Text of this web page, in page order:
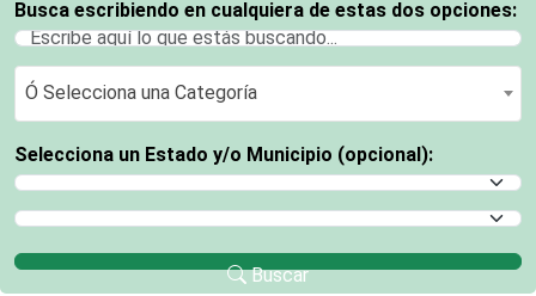
Busca escribiendo en cualquiera de estas dos opciones:
Ó Selecciona una Categoría
Ó Selecciona una Categoría
Selecciona un Estado y/o Municipio (opcional):
Selecciona un Estado
Selecciona un Municipio
Buscar